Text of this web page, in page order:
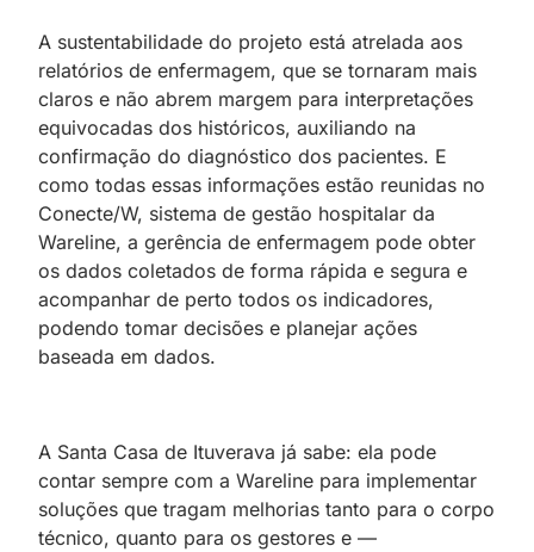
A sustentabilidade do projeto está atrelada aos
relatórios de enfermagem, que se tornaram mais
claros e não abrem margem para interpretações
equivocadas dos históricos, auxiliando na
confirmação do diagnóstico dos pacientes. E
como todas essas informações estão reunidas no
Conecte/W, sistema de gestão hospitalar da
Wareline, a gerência de enfermagem pode obter
os dados coletados de forma rápida e segura e
acompanhar de perto todos os indicadores,
podendo tomar decisões e planejar ações
baseada em dados.
A Santa Casa de Ituverava já sabe: ela pode
contar sempre com a Wareline para implementar
soluções que tragam melhorias tanto para o corpo
técnico, quanto para os gestores e —